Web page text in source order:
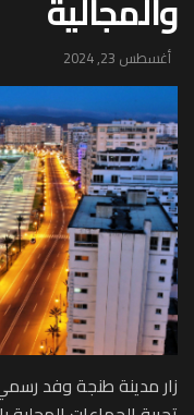
أغسطس 23, 2024
زار مدينة طنجة وفد